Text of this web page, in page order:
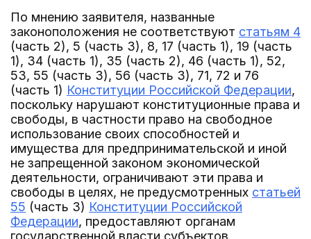
По мнению заявителя, названные
законоположения не соответствуют статьям 4
(часть 2), 5 (часть 3), 8, 17 (часть 1), 19 (часть
1), 34 (часть 1), 35 (часть 2), 46 (часть 1), 52,
53, 55 (часть 3), 56 (часть 3), 71, 72 и 76
(часть 1) Конституции Российской Федерации,
поскольку нарушают конституционные права и
свободы, в частности право на свободное
использование своих способностей и
имущества для предпринимательской и иной
не запрещенной законом экономической
деятельности, ограничивают эти права и
свободы в целях, не предусмотренных статьей
55 (часть 3) Конституции Российской
Федерации, предоставляют органам
государственной власти субъектов